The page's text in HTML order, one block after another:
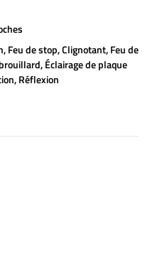
Feu de stop Clignotant Feu de
Éclairage de plaque
Réflexion